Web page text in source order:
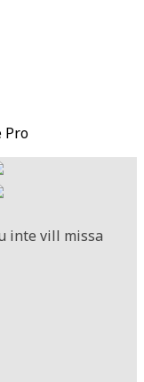
Pro
inte vill missa